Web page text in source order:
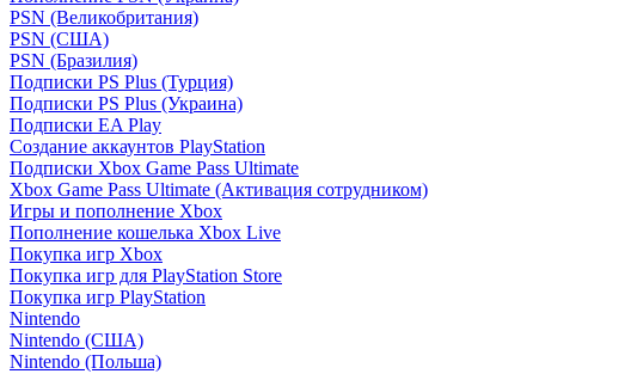
PSN (Великобритания)
PSN (США)
PSN (Бразилия)
Подписки PS Plus (Турция)
Подписки PS Plus (Украина)
Подписки EA Play
Создание аккаунтов PlayStation
Подписки Xbox Game Pass Ultimate
Xbox Game Pass Ultimate (Активация сотрудником)
Игры и пополнение Xbox
Пополнение кошелька Xbox Live
Покупка игр Xbox
Покупка игр для PlayStation Store
Покупка игр PlayStation
Nintendo
Nintendo (США)
Nintendo (Польша)